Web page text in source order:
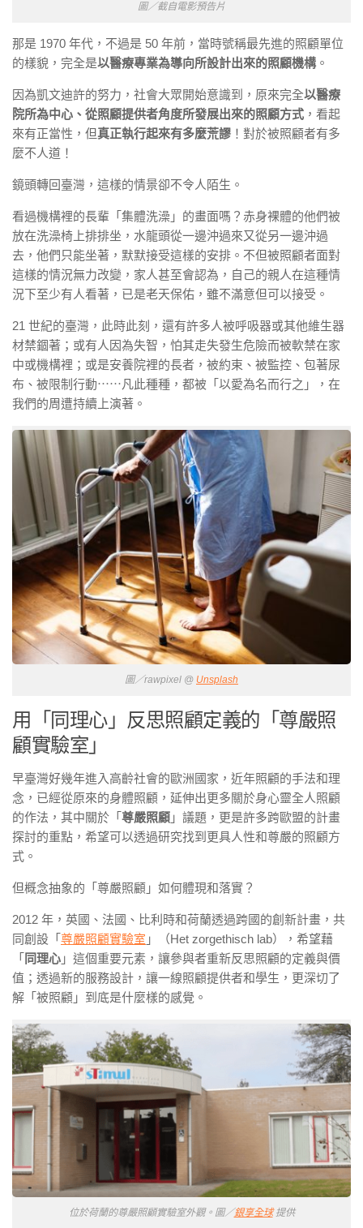
圖／截自電影預告片
那是 1970 年代，不過是 50 年前，當時號稱最先進的照顧單位
的樣貌，完全是以醫療專業為導向所設計出來的照顧機構。
因為凱文迪許的努力，社會大眾開始意識到，原來完全以醫療
院所為中心、從照顧提供者角度所發展出來的照顧方式 ，看起
來有正當性，但真正執行起來有多麼荒謬 ！對於被照顧者有多
麼不人道！
鏡頭轉回臺灣，這樣的情景卻不令人陌生。
看過機構裡的長輩「集體洗澡」的畫面嗎？赤身裸體的他們被
放在洗澡椅上排排坐，水龍頭從一邊沖過來又從另一邊沖過
去，他們只能坐著，默默接受這樣的安排。不但被照顧者面對
這樣的情況無力改變，家人甚至會認為，自己的親人在這種情
況下至少有人看著，已是老天保佑，雖不滿意但可以接受。
21 世紀的臺灣，此時此刻，還有許多人被呼吸器或其他維生器
材禁錮著；或有人因為失智，怕其走失發生危險而被軟禁在家
中或機構裡；或是安養院裡的長者，被約束、被監控、包著尿
布、被限制行動⋯⋯凡此種種，都被「以愛為名而行之」，在
我們的周遭持續上演著。
圖／rawpixel @ Unsplash
用「同理心」反思照顧定義的「尊嚴照
顧實驗室」
早臺灣好幾年進入高齡社會的歐洲國家，近年照顧的手法和理
念，已經從原來的身體照顧，延伸出更多關於身心靈全人照顧
的作法，其中關於「 尊嚴照顧 」議題，更是許多跨歐盟的計畫
探討的重點，希望可以透過研究找到更具人性和尊嚴的照顧方
式。
但概念抽象的「尊嚴照顧」如何體現和落實？
2012 年，英國、法國、比利時和荷蘭透過跨國的創新計畫，共
同創設「 尊嚴照顧實驗室 」（Het zorgethisch lab），希望藉
「 同理心 」這個重要元素，讓參與者重新反思照顧的定義與價
值；透過新的服務設計，讓一線照顧提供者和學生，更深切了
解「被照顧」到底是什麼樣的感覺。
位於荷蘭的尊嚴照顧實驗室外觀。圖／銀享全球提供